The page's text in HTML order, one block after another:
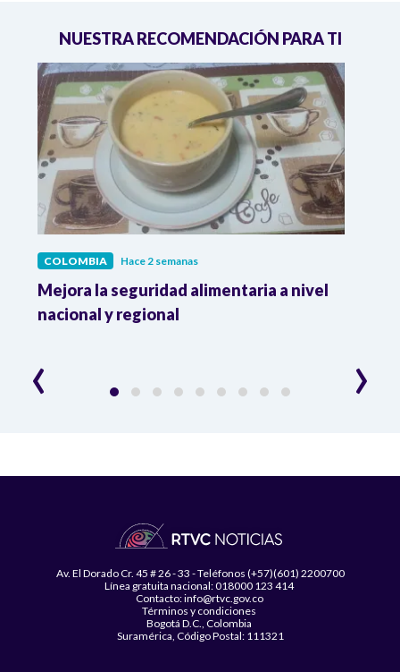
NUESTRA RECOMENDACIÓN PARA TI
COLOMBIA Hace 2 semanas
Mejora la seguridad alimentaria a nivel
nacional y regional
‹ ›
Av. El Dorado Cr. 45 # 26 - 33 - Teléfonos (+57)(601) 2200700
Línea gratuita nacional: 018000 123 414
Contacto: info@rtvc.gov.co
Términos y condiciones
Bogotá D.C., Colombia
Suramérica, Código Postal: 111321